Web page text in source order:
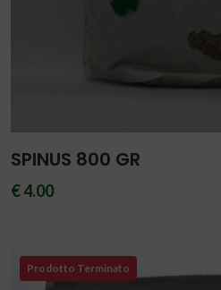
SPINUS 800 GR
€ 4.00
Prodotto Terminato